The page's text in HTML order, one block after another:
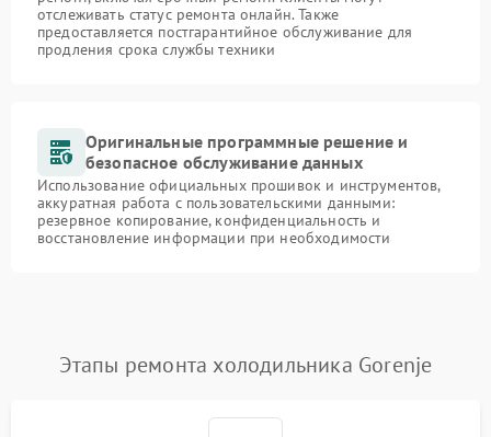
отслеживать статус ремонта онлайн. Также
предоставляется постгарантийное обслуживание для
продления срока службы техники
Оригинальные программные решение и
безопасное обслуживание данных
Использование официальных прошивок и инструментов,
аккуратная работа с пользовательскими данными:
резервное копирование, конфиденциальность и
восстановление информации при необходимости
Этапы ремонта холодильника Gorenje